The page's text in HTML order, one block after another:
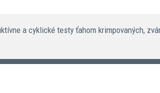
a cyklické testy ťahom krimpovaných,